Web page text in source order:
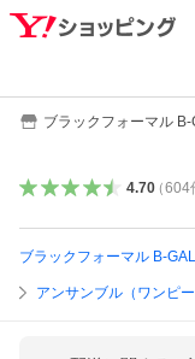
ブラックフォーマル
4.70（604
ブラックフォーマル B-
アンサンブル（ワンピー